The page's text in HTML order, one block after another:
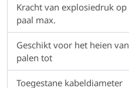
Kracht van explosiedruk op
paal max.
Geschikt voor het heien van
palen tot
Toegestane kabeldiameter